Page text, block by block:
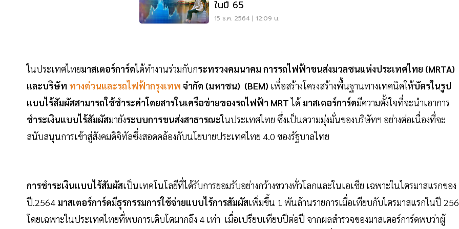
ในปี 65
15 ธ.ค. 2564 | 12:09 น.
ในประเทศไทยมาสเตอร์การ์ดได้ทำงานร่วมกับกระทรวงคมนาคม การรถไฟฟ้าขนส่งมวลชนแห่งประเทศไทย (MRTA)
และบริษัท ทางด่วนและรถไฟฟ้ากรุงเทพ จำกัด (มหาชน) (BEM) เพื่อสร้างโครงสร้างพื้นฐานทางเทคนิคให้บัตรในรูป
แบบไร้สัมผัสสามารถใช้ชำระค่าโดยสารในเครือข่ายของรถไฟฟ้า MRTได้มาสเตอร์การ์ดมีความตั้งใจที่จะนำเอาการ
ชำระเงินแบบไร้สัมผัสมายังระบบการขนส่งสาธารณะในประเทศไทย ซึ่งเป็นความมุ่งมั่นของบริษัทฯ อย่างต่อเนื่องที่จะ
สนับสนุนการเข้าสู่สังคมดิจิทัลซึ่งสอดคล้องกับนโยบายประเทศไทย 4.0 ของรัฐบาลไทย
การชำระเงินแบบไร้สัมผัสเป็นเทคโนโลยีที่ได้รับการยอมรับอย่างกว้างขวางทั่วโลกและในเอเชีย เฉพาะในไตรมาสแรกของ
ปี.2564 มาสเตอร์การ์ดมีธุรกรรมการใช้จ่ายแบบไร้การสัมผัสเพิ่มขึ้น 1 พันล้านรายการเมื่อเทียบกับไตรมาสแรกในปี
โดยเฉพาะในประเทศไทยที่พบการเติบโตมากถึง 4 เท่า เมื่อเปรียบเทียบปีต่อปี จากผลสำรวจของมาสเตอร์การ์ดพบว่าผู้